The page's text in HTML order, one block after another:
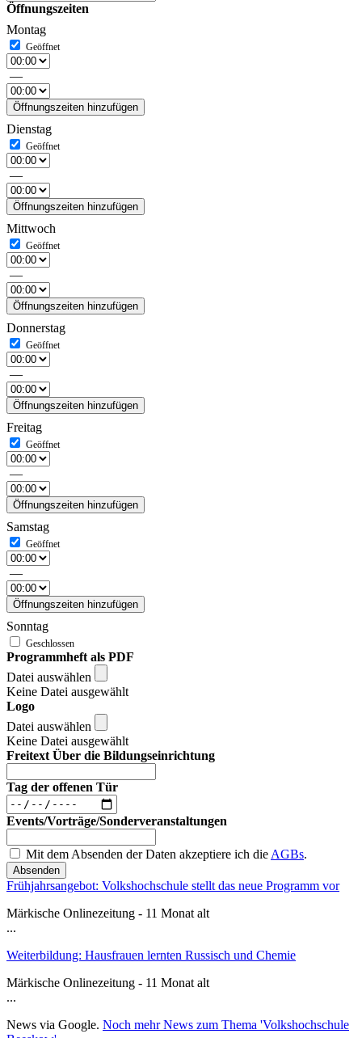
Öffnungszeiten
Montag
—
Öffnungszeiten hinzufügen
Dienstag
—
Öffnungszeiten hinzufügen
Mittwoch
—
Öffnungszeiten hinzufügen
Donnerstag
—
Öffnungszeiten hinzufügen
Freitag
—
Öffnungszeiten hinzufügen
Samstag
—
Öffnungszeiten hinzufügen
Sonntag
Programmheft als PDF
Datei auswählen
Keine Datei ausgewählt
Logo
Datei auswählen
Keine Datei ausgewählt
Freitext Über die Bildungseinrichtung
Tag der offenen Tür
Events/Vorträge/Sonderveranstaltungen
Mit dem Absenden der Daten akzeptiere ich die AGBs.
Absenden
Frühjahrsangebot: Volkshochschule stellt das neue Programm vor
Märkische Onlinezeitung - 11 Monat alt
...
Weiterbildung: Hausfrauen lernten Russisch und Chemie
Märkische Onlinezeitung - 11 Monat alt
...
News via Google. Noch mehr News zum Thema 'Volkshochschule